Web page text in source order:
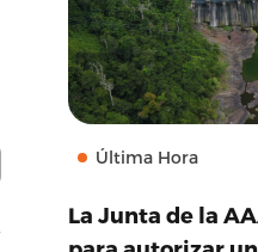
Última Hora
La Junta de la